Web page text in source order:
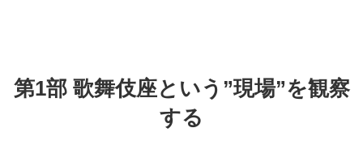
第1部 歌舞伎座という”現場”を観察
する